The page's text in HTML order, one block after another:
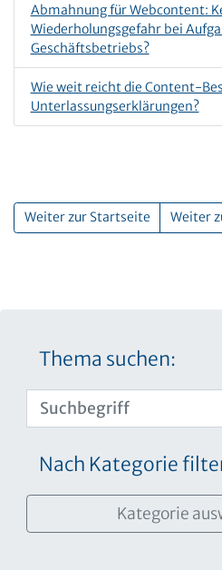
Abmahnung für Webcontent:
Wiederholungsgefahr bei
Geschäftsbetriebs?
Wie weit reicht die Content-
Unterlassungserklärungen?
Weiter zur Startseite Weiter
Thema suchen:
Nach Kategorie
Kategorie